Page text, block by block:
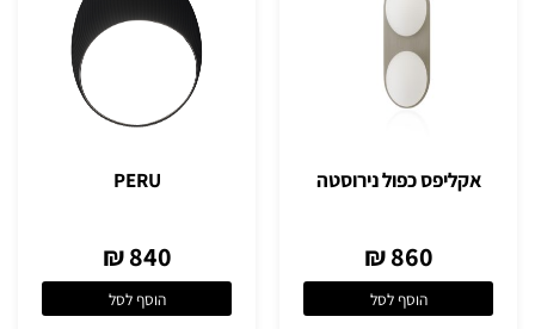
אקליפס כפול נירוסטה
860 ₪
הוסף לסל
PERU
840 ₪
הוסף לסל